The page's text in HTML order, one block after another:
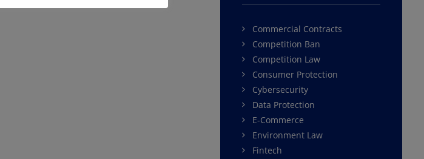
Commercial Contracts
Competition Ban
Competition Law
Consumer Protection
Cybersecurity
Data Protection
E-Commerce
Environment Law
Fintech